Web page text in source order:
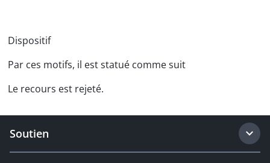
Dispositif
Par ces motifs, il est statué comme suit
Le recours est rejeté.
Soutien